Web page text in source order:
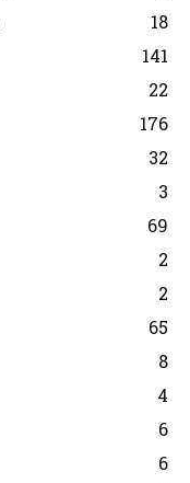
18
141
22
176
32
3
69
2
2
65
8
4
6
6